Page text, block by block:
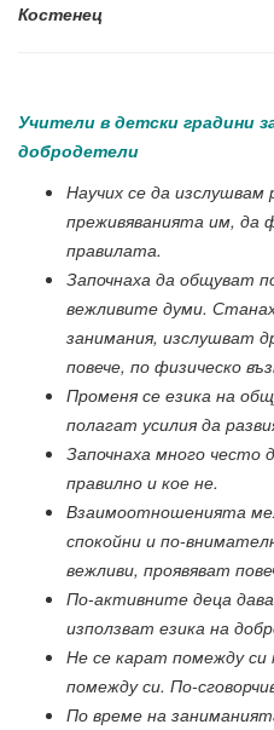
Костенец
Учители в детски градини
добродетели
Научих се да
преживяванията им, да
правилата.
Започнаха да общуват
вежливите думи.
занимания, изслушват
повече, по физическо
Променя се езика на
полагат усилия да
Започнаха много често
правилно и кое не.
Взаимоотношенията
спокойни и по-
вежливи, проявяват
По-активните деца
използват езика на
Не се карат помежду
помежду си. По-
По време на